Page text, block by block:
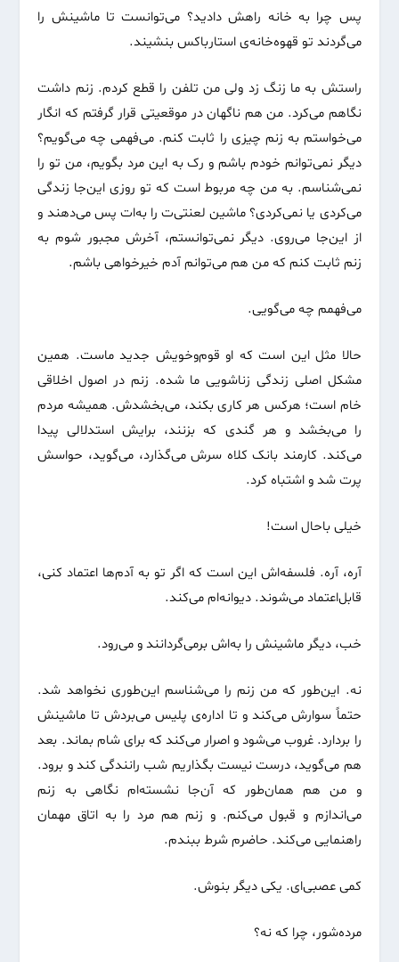
پس چرا به خانه راهش دادید؟ می‌توانست تا ماشینش را
می‌گردند تو قهوه‌خانه‌ی استارباکس بنشیند.
راستش به ما زنگ زد ولی من تلفن را قطع کردم. زنم داشت
نگاهم می‌کرد. من هم ناگهان در موقعیتی قرار گرفتم که انگار
می‌خواستم به زنم چیزی را ثابت کنم. می‌فهمی چه می‌گویم؟
دیگر نمی‌توانم خودم باشم و رک به این مرد بگویم، من تو را
نمی‌شناسم. به من چه مربوط است که تو روزی این‌جا زندگی
می‌کردی یا نمی‌کردی؟ ماشین لعنتی‌ت را به‌ات پس می‌دهند و
از این‌جا می‌روی. دیگر نمی‌توانستم، آخرش مجبور شوم به
زنم ثابت کنم که من هم می‌توانم آدم خیرخواهی باشم.
می‌فهمم چه می‌گویی.
حالا مثل این است که او قوم‌وخویش جدید ماست. همین
مشکل اصلی زندگی زناشویی ما شده. زنم در اصول اخلاقی
خام است؛ هرکس هر کاری بکند، می‌بخشدش. همیشه مردم
را می‌بخشد و هر گندی که بزنند، برایش استدلالی پیدا
می‌کند. کارمند بانک کلاه سرش می‌گذارد، می‌گوید، حواسش
پرت شد و اشتباه کرد.
خیلی باحال است!
آره، آره. فلسفه‌اش این است که اگر تو به آدم‌ها اعتماد کنی،
قابل‌اعتماد می‌شوند. دیوانه‌ام می‌کند.
خب، دیگر ماشینش را به‌اش برمی‌گردانند و می‌رود.
نه. این‌طور که من زنم را می‌شناسم این‌طوری نخواهد شد.
حتماً سوارش می‌کند و تا اداره‌ی پلیس می‌بردش تا ماشینش
را بردارد. غروب می‌شود و اصرار می‌کند که برای شام بماند. بعد
هم می‌گوید، درست نیست بگذاریم شب رانندگی کند و برود.
و من هم همان‌طور که آن‌جا نشسته‌ام نگاهی به زنم
می‌اندازم و قبول می‌کنم. و زنم هم مرد را به اتاق مهمان
راهنمایی می‌کند. حاضرم شرط ببندم.
کمی عصبی‌ای. یکی دیگر بنوش.
مرده‌شور، چرا که نه؟